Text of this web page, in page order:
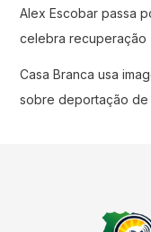
Alex Escobar passa
celebra recuperação
Casa Branca usa
sobre deportação de